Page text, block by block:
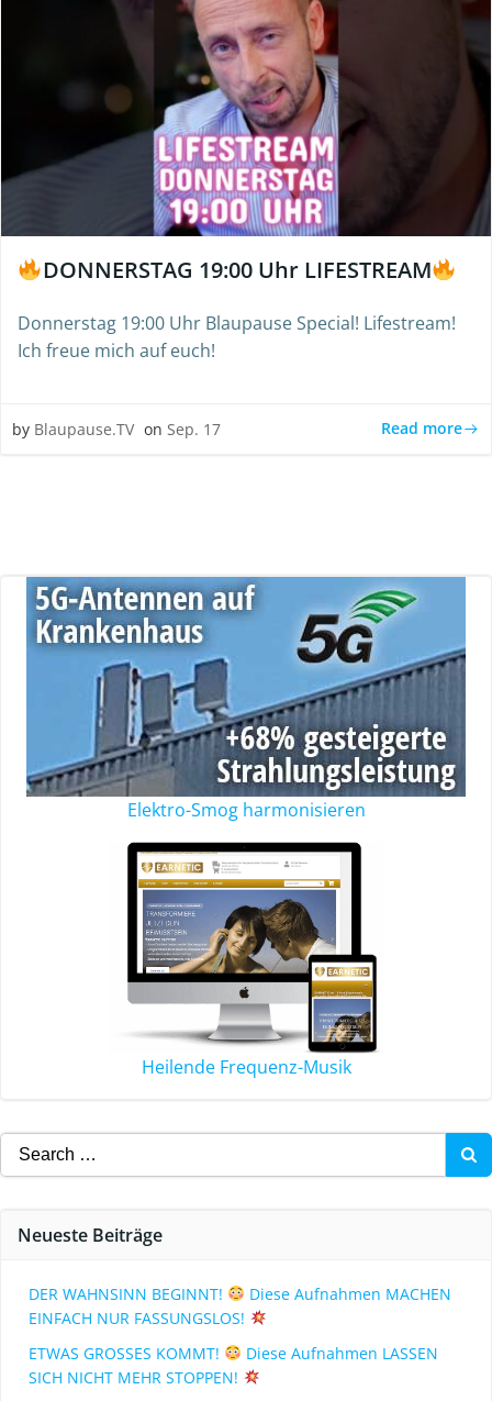
DONNERSTAG 19:00 Uhr LIFESTREAM
Donnerstag 19:00 Uhr Blaupause Special! Lifestream!
Ich freue mich auf euch!
by Blaupause.TV on Sep. 17 Read more
Elektro-Smog harmonisieren
Heilende Frequenz-Musik
Neueste Beiträge
DER WAHNSINN BEGINNT!
Diese Aufnahmen MACHEN
EINFACH NUR FASSUNGSLOS!
ETWAS GROSSES KOMMT!
Diese Aufnahmen LASSEN
SICH NICHT MEHR STOPPEN!